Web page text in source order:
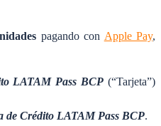
pagando con Apple Pay,
LATAM Pass BCP (“Tarjeta”)
de Crédito LATAM Pass BCP.